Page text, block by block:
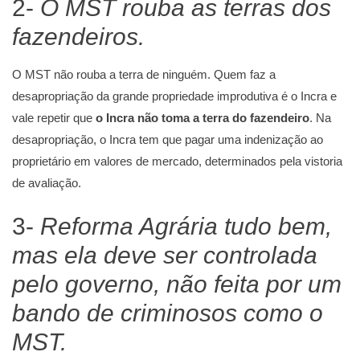
2- O MST rouba as terras dos
fazendeiros.
O MST não rouba a terra de ninguém. Quem faz a
desapropriação da grande propriedade improdutiva é o Incra e
vale repetir que o Incra não toma a terra do fazendeiro. Na
desapropriação, o Incra tem que pagar uma indenização ao
proprietário em valores de mercado, determinados pela vistoria
de avaliação.
3- Reforma Agrária tudo bem,
mas ela deve ser controlada
pelo governo, não feita por um
bando de criminosos como o
MST.